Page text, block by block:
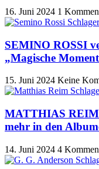
16. Juni 2024 1
SEMINO ROSSI
„Magische
15. Juni 2024 Keine
MATTHIAS
mehr in den
14. Juni 2024 4